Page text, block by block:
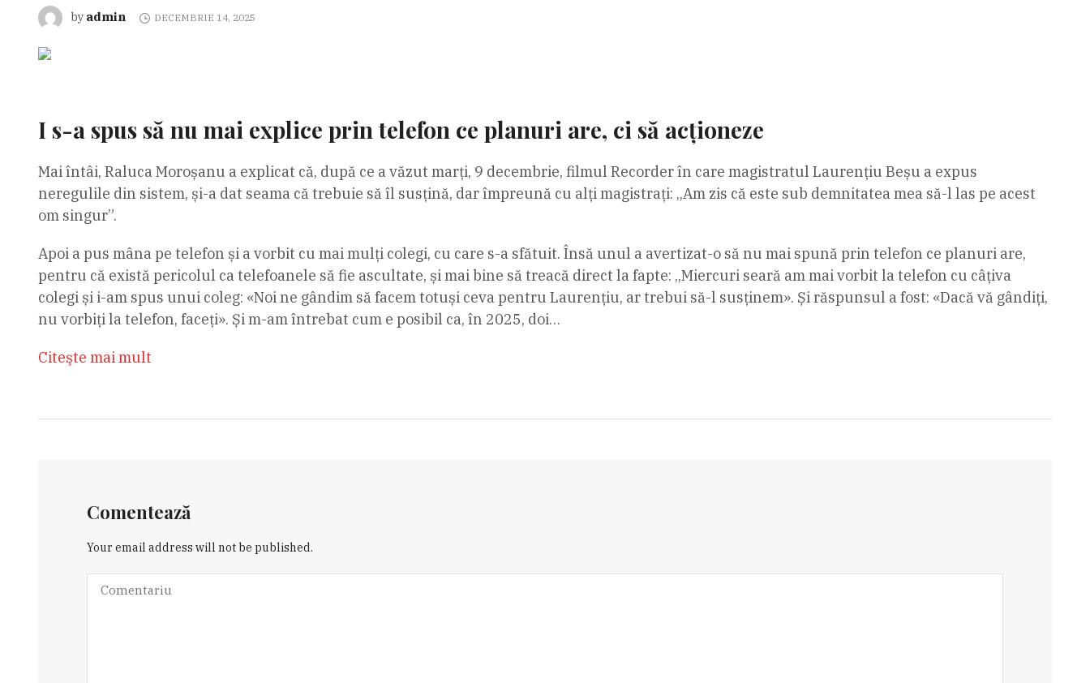
by admin DECEMBRIE 14, 2025
I s-a spus să nu mai explice prin telefon ce planuri are, ci să acționeze
Mai întâi, Raluca Moroșanu a explicat că, după ce a văzut marți, 9 decembrie, filmul Recorder în care magistratul Laurențiu Beșu a expus
neregulile din sistem, și-a dat seama că trebuie să îl susțină, dar împreună cu alți magistrați: „Am zis că este sub demnitatea mea să-l las pe acest
om singur”.
Apoi a pus mâna pe telefon și a vorbit cu mai mulți colegi, cu care s-a sfătuit. Însă unul a avertizat-o să nu mai spună prin telefon ce planuri are,
pentru că există pericolul ca telefoanele să fie ascultate, și mai bine să treacă direct la fapte: „Miercuri seară am mai vorbit la telefon cu câțiva
colegi și i-am spus unui coleg: «Noi ne gândim să facem totuși ceva pentru Laurențiu, ar trebui să-l susținem». Și răspunsul a fost: «Dacă vă gândiți,
nu vorbiți la telefon, faceți». Și m-am întrebat cum e posibil ca, în 2025, doi…
Citeşte mai mult
Comentează
Your email address will not be published.